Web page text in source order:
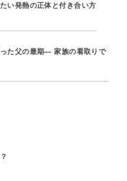
い発熱の正体と付き合い方
た父の最期― 家族の看取りで